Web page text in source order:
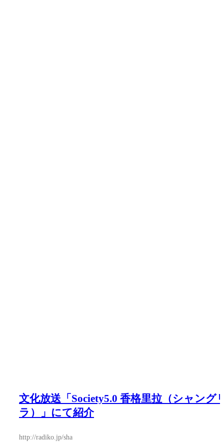
文化放送「Society5.0 香格里拉（シャング
ラ）」にて紹介
http://radiko.jp/sha